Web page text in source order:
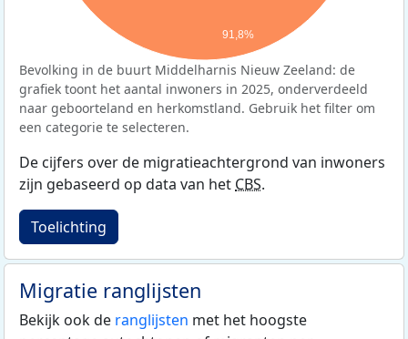
91,8%
Bevolking in de buurt Middelharnis Nieuw Zeeland: de
grafiek toont het aantal inwoners in 2025, onderverdeeld
naar geboorteland en herkomstland. Gebruik het filter om
een categorie te selecteren.
De cijfers over de migratieachtergrond van inwoners
zijn gebaseerd op data van het CBS.
Toelichting
Migratie ranglijsten
Bekijk ook de ranglijsten met het hoogste